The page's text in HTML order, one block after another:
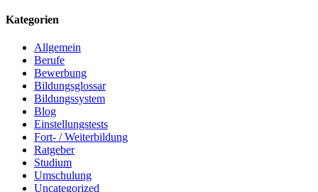
Kategorien
Allgemein
Berufe
Bewerbung
Bildungsglossar
Bildungssystem
Blog
Einstellungstests
Fort- / Weiterbildung
Ratgeber
Studium
Umschulung
Uncategorized